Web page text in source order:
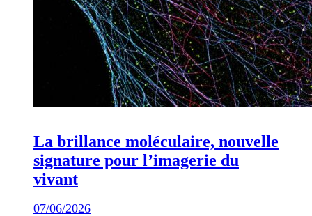
La brillance moléculaire, nouvelle
signature pour l’imagerie du
vivant
07/06/2026